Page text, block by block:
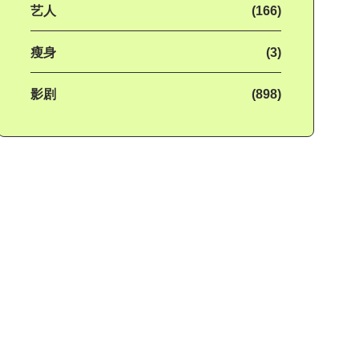
艺人 (166)
瘦身 (3)
影剧 (898)